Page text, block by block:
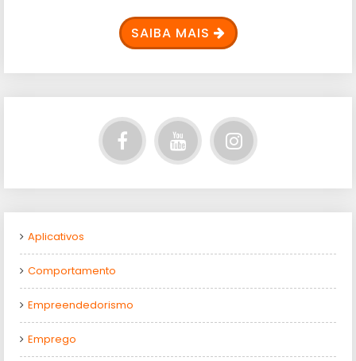
SAIBA MAIS
Aplicativos
Comportamento
Empreendedorismo
Emprego